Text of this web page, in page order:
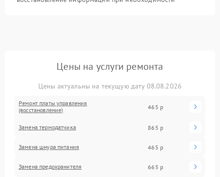
Цены на услуги ремонта
Цены актуальны на текущую дату 08.08.2026
Ремонт платы управления
(восстановление)
465 р
Замена термодатчика 865 р
Замена шнура питания 465 р
Замена предохранителя 665 р